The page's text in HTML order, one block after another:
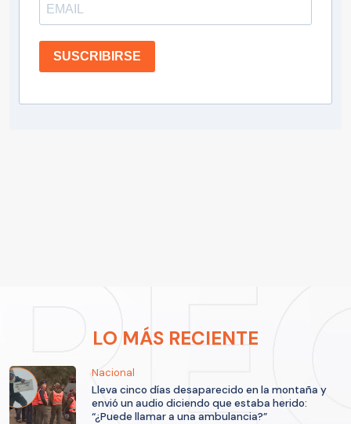
SUSCRIBIRSE
LO MÁS RECIENTE
Nacional
Lleva cinco días desaparecido en la montaña y
envió un audio diciendo que estaba herido:
“¿Puede llamar a una ambulancia?”